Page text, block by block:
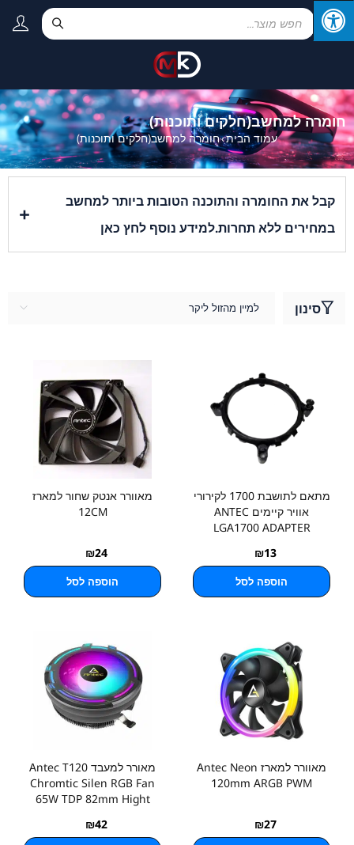
חומרה למחשב(חלקים ותוכנות)
עמוד הבית›חומרה למחשב(חלקים ותוכנות)
קבל את החומרה והתוכנה הטובות ביותר למחשב
במחירים ללא תחרות.למידע נוסף לחץ כאן
ממשלוח חינם בהזמנות אנו MK אלקטרוניקס במרחק לחיצה, תלחצו
סינון למיין מהזול ליקר
מתאם לתושבת 1700 לקירורי
אוויר קיימים ANTEC
LGA1700 ADAPTER
₪13
הוספה לסל
מאוורר אנטק שחור למארז
12CM
₪24
הוספה לסל
מאוורר למארז Antec Neon
120mm ARGB PWM
₪27
מאורר למעבד Antec T120
Chromtic Silen RGB Fan
65W TDP 82mm Hight
₪42